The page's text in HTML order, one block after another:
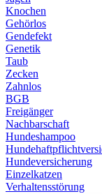
Knochen
Gehörlos
Gendefekt
Genetik
Taub
Zecken
Zahnlos
BGB
Freigänger
Nachbarschaft
Hundeshampoo
Hundeversicherung
Einzelkatzen
Verhaltensstörung